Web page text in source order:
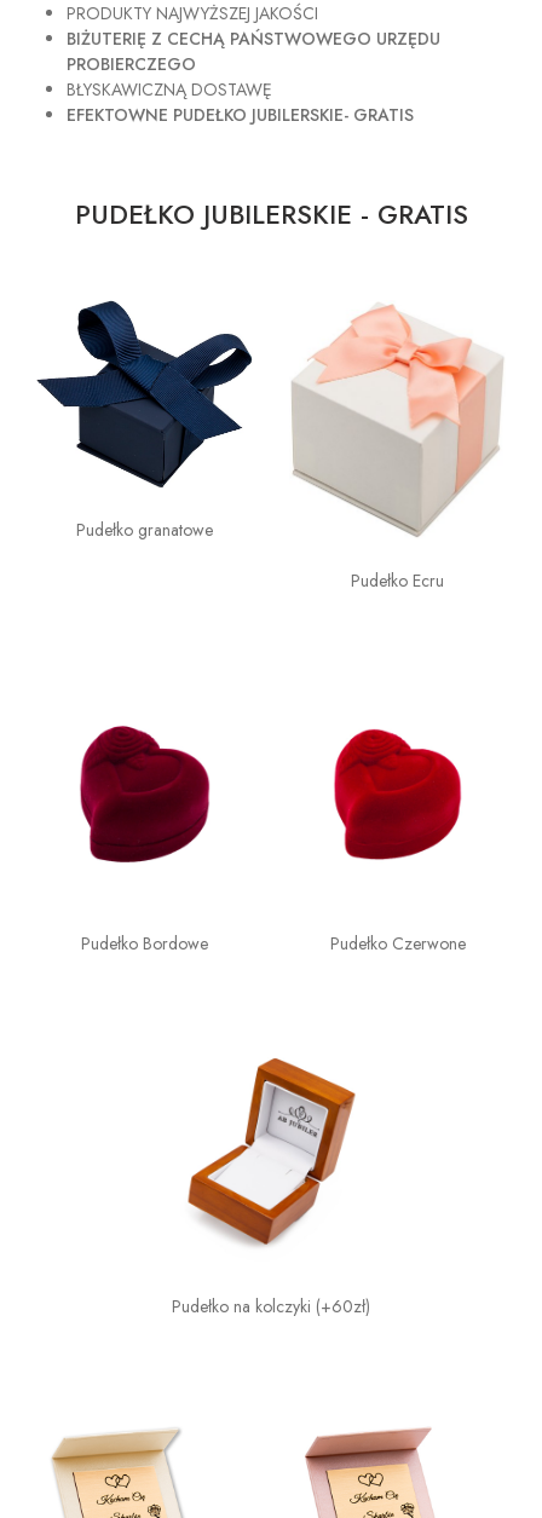
PRODUKTY NAJWYŻSZEJ JAKOŚCI
BIŻUTERIĘ Z CECHĄ PAŃSTWOWEGO URZĘDU
PROBIERCZEGO
BŁYSKAWICZNĄ DOSTAWĘ
EFEKTOWNE PUDEŁKO JUBILERSKIE- GRATIS
PUDEŁKO JUBILERSKIE - GRATIS
Pudełko granatowe
Pudełko Ecru
Pudełko Bordowe Pudełko Czerwone
Pudełko na kolczyki (+60zł)